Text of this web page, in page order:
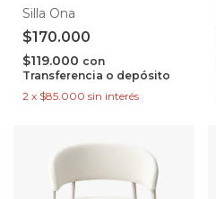
Silla Ona
$170.000
$119.000 con
Transferencia o depósito
2 x $85.000 sin interés